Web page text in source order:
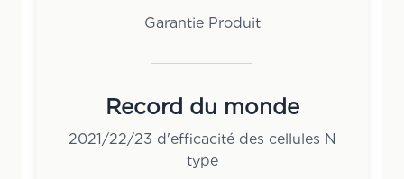
Garantie Produit
Record du monde
2021/22/23 d'efficacité des cellules N
type